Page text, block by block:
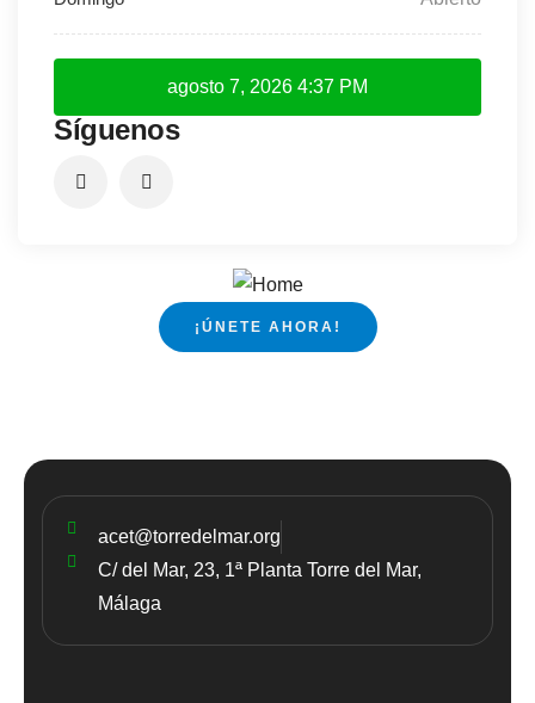
agosto 7, 2026 4:37 PM
Síguenos
¡ÚNETE AHORA!
acet@torredelmar.org
C/ del Mar, 23, 1ª Planta Torre del Mar,
Málaga